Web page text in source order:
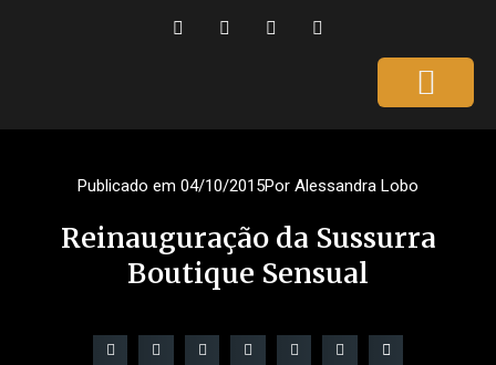
Publicado em 04/10/2015Por Alessandra Lobo
Reinauguração da Sussurra
Boutique Sensual